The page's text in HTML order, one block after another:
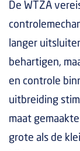
De WTZA
langer
behartigen,
en controle
uitbreiding
maat
grote als de